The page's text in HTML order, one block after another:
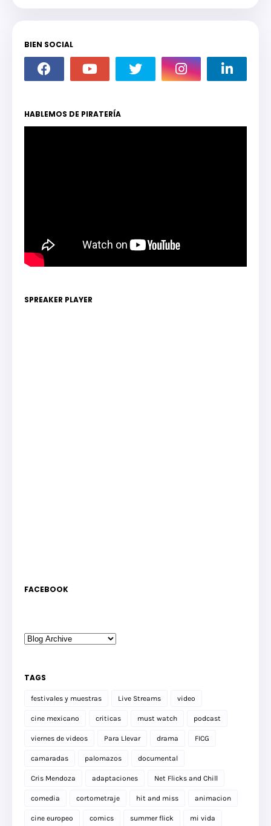
BIEN SOCIAL
HABLEMOS DE PIRATERÍA
SPREAKER PLAYER
FACEBOOK
TAGS
festivales y muestras Live Streams video
cine mexicano criticas must watch podcast
viernes de videos Para Llevar drama FICG
camaradas palomazos documental
Cris Mendoza adaptaciones Net Flicks and Chill
comedia cortometraje hit and miss animacion
cine europeo comics summer flick mi vida